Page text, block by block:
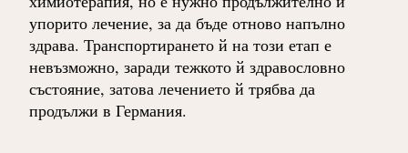
упорито лечение, за да бъде отново напълно
здрава. Транспортирането й на този етап е
невъзможно, заради тежкото й здравословно
състояние, затова лечението й трябва да
продължи в Германия.